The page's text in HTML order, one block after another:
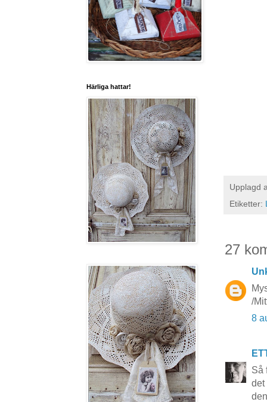
Upplagd
Etiketter:
27
/
8
Så
det
Härliga hattar!